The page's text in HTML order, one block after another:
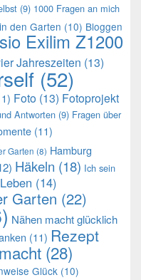
(9) 1000 Fragen an mich
den Garten (10) Bloggen
Exilim Z1200
Jahreszeiten (13)
(52)
Foto (13) Fotoprojekt
Antworten (9) Fragen über
(11)
Garten (8) Hamburg
Häkeln (18) Ich sein
Leben (14)
Garten (22)
Nähen macht glücklich
(11) Rezept
(28)
Glück (10)